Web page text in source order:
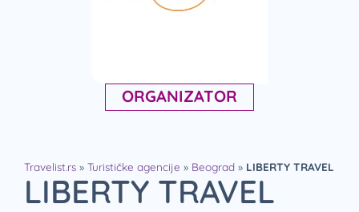
ORGANIZATOR
Travelist.rs » Turističke agencije » Beograd » LIBERTY TRAVEL
LIBERTY TRAVEL